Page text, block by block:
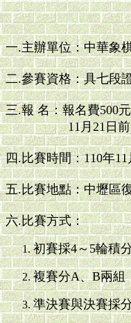
一.主辦單位：中華象
二.參賽資格：具七段
三.報 名：報名費500
11月21日前截止(
四.比賽時間：110年
五.比賽地點：中壢區
六.比賽方式：
初賽採4～5輪積
複賽分A、B兩組
準決賽與決賽採